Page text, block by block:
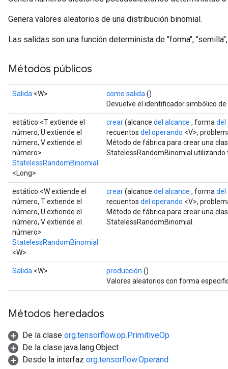
Genera valores aleatorios de una distribución binomial.
Las salidas son una función determinista de "forma",
Métodos públicos
Salida <W> como salida ()
Devuelve el identificador simbólico de
estático <T extiende el
número, U extiende el
número, V extiende el
número>
StatelessRandomBinomial
<Long>
crear(alcance del alcance , forma del
recuentos del operando <V>,
Método de fábrica para crear una
StatelessRandomBinomial
estático <W extiende el
número, T extiende el
número, U extiende el
número, V extiende el
número>
StatelessRandomBinomial
<W>
crear(alcance del alcance , forma del
recuentos del operando <V>,
Método de fábrica para crear una
StatelessRandomBinomial.
Salida <W> producción ()
Valores aleatorios con forma
Métodos heredados
De la clase org.tensorflow.op.PrimitiveOp
De la clase java.lang.Object
Desde la interfaz org.tensorflow.Operand